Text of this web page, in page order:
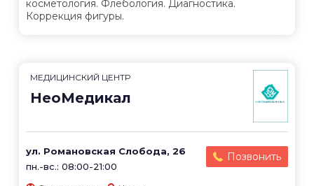
косметология. Флебология. Диагностика.
Коррекция фигуры.
МЕДИЦИНСКИЙ ЦЕНТР
НеоМедикал
ул. Романовская Слобода, 26
пн.-вс.: 08:00-21:00
Позвонить